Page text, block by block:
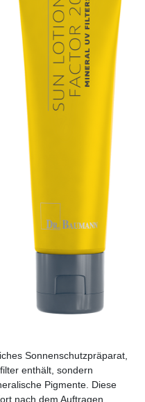
Sonnenschutzpräparat,
enthält, sondern
Pigmente. Diese
nach dem Auftragen